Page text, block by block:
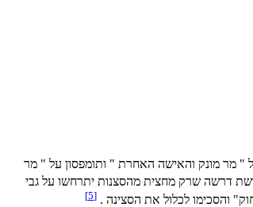
" מר מונק והאישה האחרת " ותומפסון על " מר
דרשה שרק מחצית מהסצנות יתרחשו על גבי
[5]